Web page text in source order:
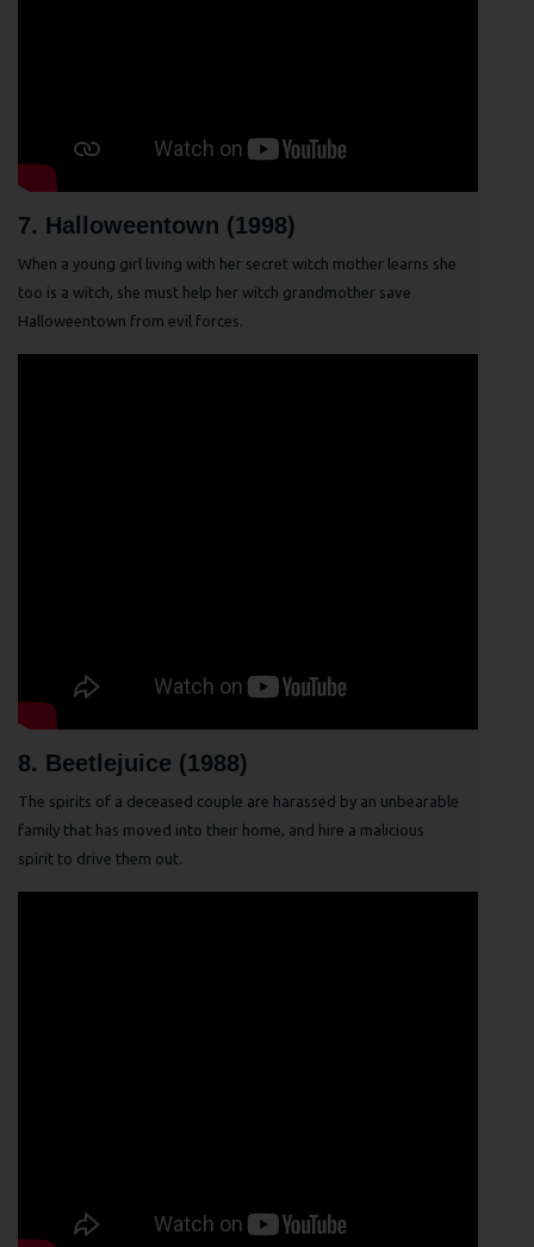
7. Halloweentown (1998)
When a young girl living with her secret witch mother learns she
too is a witch, she must help her witch grandmother save
Halloweentown from evil forces.
8. Beetlejuice (1988)
The spirits of a deceased couple are harassed by an unbearable
family that has moved into their home, and hire a malicious
spirit to drive them out.